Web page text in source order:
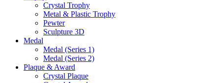
Crystal Trophy
Metal & Plastic Trophy
Pewter
Sculpture 3D
Medal
Medal (Series 1)
Medal (Series 2)
Plaque & Award
Crystal Plaque